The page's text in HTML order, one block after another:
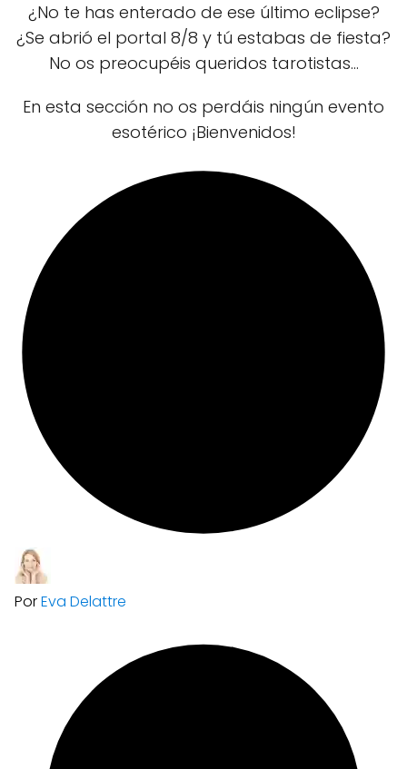
¿No te has enterado de ese último eclipse?
¿Se abrió el portal 8/8 y tú estabas de fiesta?
No os preocupéis queridos tarotistas...
En esta sección no os perdáis ningún evento
esotérico ¡Bienvenidos!
PorEva Delattre